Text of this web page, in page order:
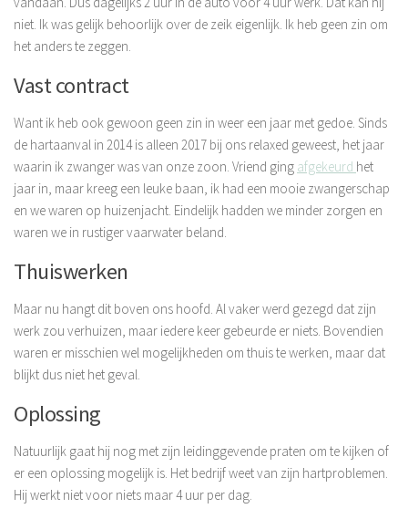
niet. Ik was gelijk behoorlijk over de zeik eigenlijk. Ik heb geen zin om
het anders te zeggen.
Vast contract
Want ik heb ook gewoon geen zin in weer een jaar met gedoe. Sinds
de hartaanval in 2014 is alleen 2017 bij ons relaxed geweest, het jaar
waarin ik zwanger was van onze zoon. Vriend ging afgekeurd het
jaar in, maar kreeg een leuke baan, ik had een mooie zwangerschap
en we waren op huizenjacht. Eindelijk hadden we minder zorgen en
waren we in rustiger vaarwater beland.
Thuiswerken
Maar nu hangt dit boven ons hoofd. Al vaker werd gezegd dat zijn
werk zou verhuizen, maar iedere keer gebeurde er niets. Bovendien
waren er misschien wel mogelijkheden om thuis te werken, maar dat
blijkt dus niet het geval.
Oplossing
Natuurlijk gaat hij nog met zijn leidinggevende praten om te kijken of
er een oplossing mogelijk is. Het bedrijf weet van zijn hartproblemen.
Hij werkt niet voor niets maar 4 uur per dag.